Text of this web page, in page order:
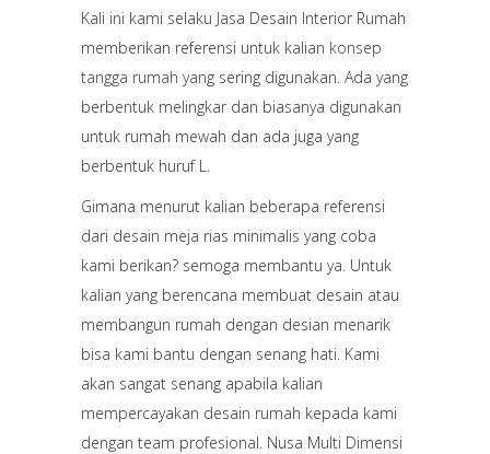
Kali ini kami selaku Jasa Desain Interior Rumah
memberikan referensi untuk kalian konsep
tangga rumah yang sering digunakan. Ada yang
berbentuk melingkar dan biasanya digunakan
untuk rumah mewah dan ada juga yang
berbentuk huruf L.
Gimana menurut kalian beberapa referensi
dari desain meja rias minimalis yang coba
kami berikan? semoga membantu ya. Untuk
kalian yang berencana membuat desain atau
membangun rumah dengan desian menarik
bisa kami bantu dengan senang hati. Kami
akan sangat senang apabila kalian
mempercayakan desain rumah kepada kami
dengan team profesional. Nusa Multi Dimensi